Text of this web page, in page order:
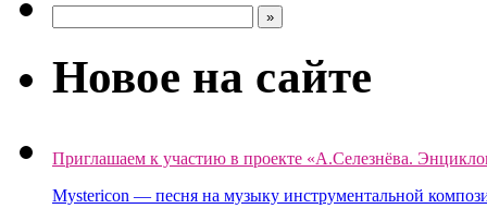
Новое на сайте
Приглашаем к участию в проекте «А.Селезнёва.
Mystericon — песня на музыку инструментальной